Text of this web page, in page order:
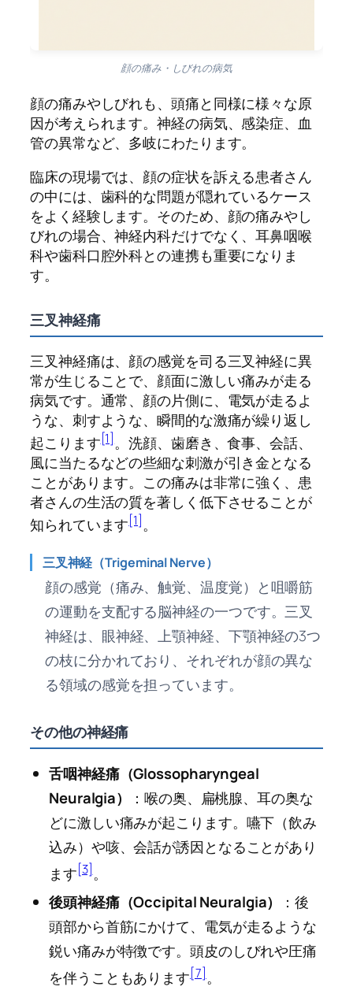
顔の痛み・しびれの病気
顔の痛みやしびれも、頭痛と同様に様々な原
因が考えられます。神経の病気、感染症、血
管の異常など、多岐にわたります。
臨床の現場では、顔の症状を訴える患者さん
の中には、歯科的な問題が隠れているケース
をよく経験します。そのため、顔の痛みやし
びれの場合、神経内科だけでなく、耳鼻咽喉
科や歯科口腔外科との連携も重要になりま
す。
三叉神経痛
三叉神経痛は、顔の感覚を司る三叉神経に異
常が生じることで、顔面に激しい痛みが走る
病気です。通常、顔の片側に、電気が走るよ
うな、刺すような、瞬間的な激痛が繰り返し
起こります[1]。洗顔、歯磨き、食事、会話、
風に当たるなどの些細な刺激が引き金となる
ことがあります。この痛みは非常に強く、患
者さんの生活の質を著しく低下させることが
知られています[1]。
三叉神経（Trigeminal Nerve）
顔の感覚（痛み、触覚、温度覚）と咀嚼筋
の運動を支配する脳神経の一つです。三叉
神経は、眼神経、上顎神経、下顎神経の3つ
の枝に分かれており、それぞれが顔の異な
る領域の感覚を担っています。
その他の神経痛
舌咽神経痛（Glossopharyngeal
Neuralgia）
：喉の奥、扁桃腺、耳の奥な
どに激しい痛みが起こります。嚥下（飲み
込み）や咳、会話が誘因となることがあり
ます[3]。
後頭神経痛（Occipital Neuralgia）
：後
頭部から首筋にかけて、電気が走るような
鋭い痛みが特徴です。頭皮のしびれや圧痛
を伴うこともあります[7]。